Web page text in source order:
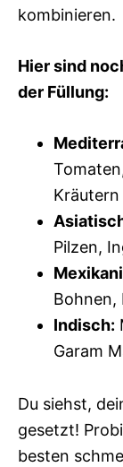
kombinieren.
Hier sind
der Füllung:
Pilzen,
Bohnen,
Indisch:
Garam
Du siehst,
gesetzt!
besten